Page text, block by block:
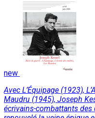
new
Avec L’Équipage (1923),
Maudru (1945), Joseph
écrivains-combattants